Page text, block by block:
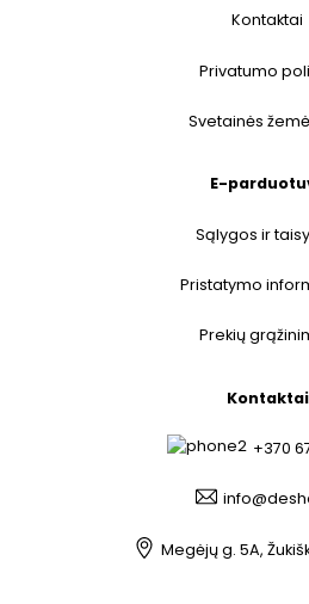
Kontaktai
Privatumo
Svetainės
E-
Sąlygos ir
Pristatymo
Prekių
Kontaktai
+370
Megėjų g. 5A,